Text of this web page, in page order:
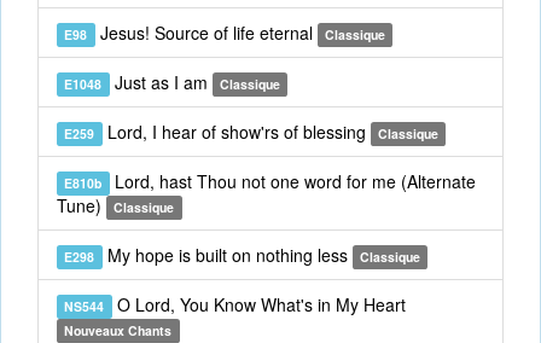
E98 Jesus! Source of life eternal Classique
E1048 Just as I am Classique
E259 Lord, I hear of show'rs of blessing Classique
E810b Lord, hast Thou not one word for me (Alternate
Tune)
Classique
E298 My hope is built on nothing less Classique
NS544 O Lord, You Know What's in My Heart
Nouveaux Chants